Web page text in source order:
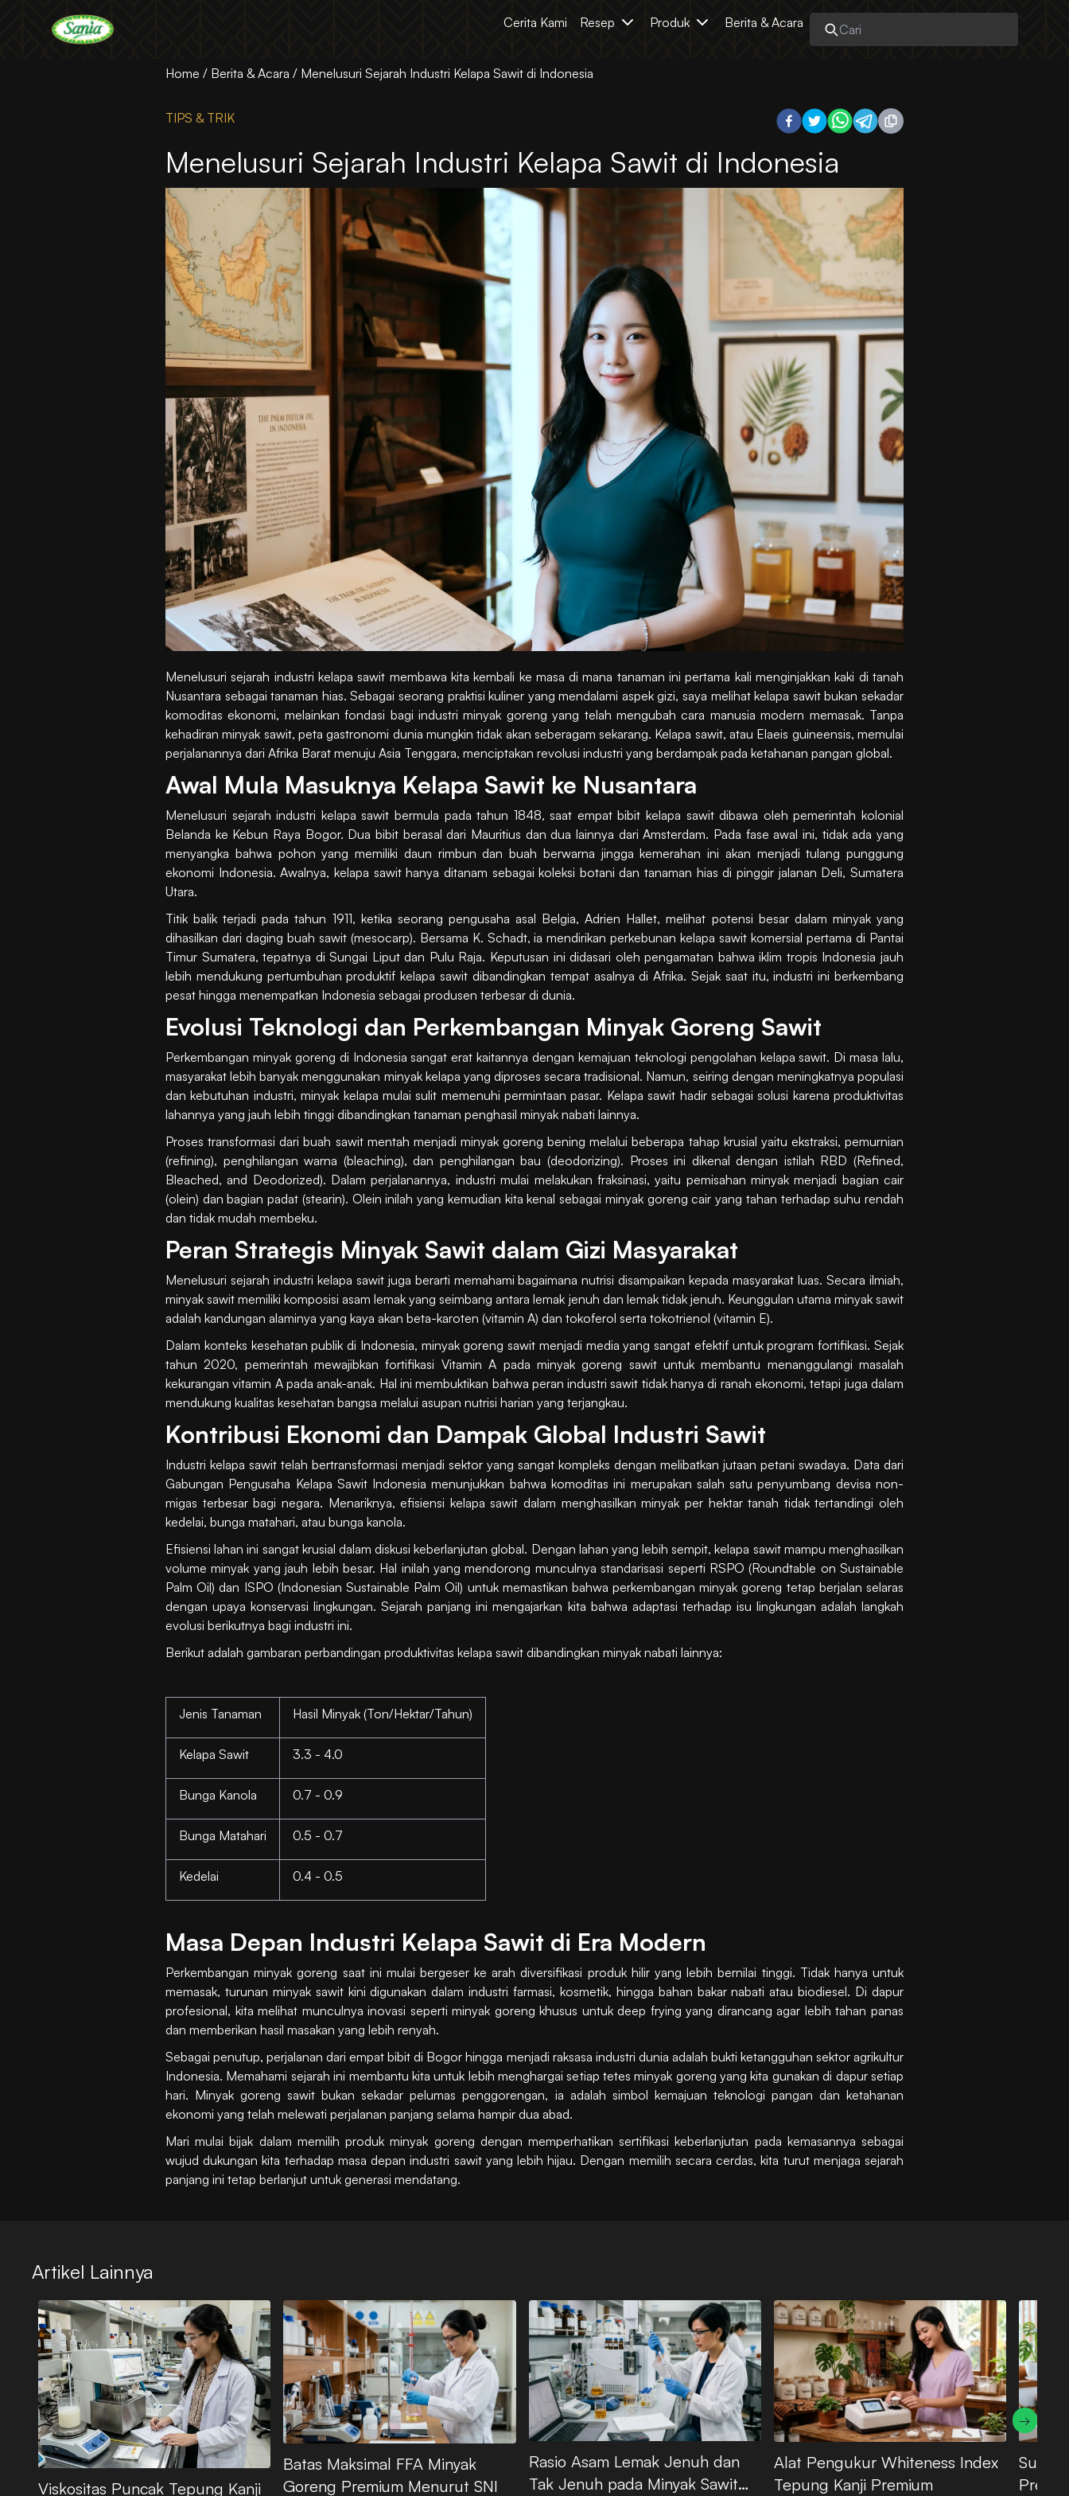
Sania Cerita Kami Resep Produk Berita & Acara
Home / Berita & Acara / Menelusuri Sejarah Industri Kelapa Sawit di Indonesia
TIPS & TRIK
Menelusuri Sejarah Industri Kelapa Sawit di Indonesia
Menelusuri sejarah industri kelapa sawit membawa kita kembali ke masa di mana tanaman ini pertama kali menginjakkan kaki di tanah
Nusantara sebagai tanaman hias. Sebagai seorang praktisi kuliner yang mendalami aspek gizi, saya melihat kelapa sawit bukan sekadar
komoditas ekonomi, melainkan fondasi bagi industri minyak goreng yang telah mengubah cara manusia modern memasak. Tanpa
kehadiran minyak sawit, peta gastronomi dunia mungkin tidak akan seberagam sekarang. Kelapa sawit, atau Elaeis guineensis, memulai
perjalanannya dari Afrika Barat menuju Asia Tenggara, menciptakan revolusi industri yang berdampak pada ketahanan pangan global.
Awal Mula Masuknya Kelapa Sawit ke Nusantara
Menelusuri sejarah industri kelapa sawit bermula pada tahun 1848, saat empat bibit kelapa sawit dibawa oleh pemerintah kolonial
Belanda ke Kebun Raya Bogor. Dua bibit berasal dari Mauritius dan dua lainnya dari Amsterdam. Pada fase awal ini, tidak ada yang
menyangka bahwa pohon yang memiliki daun rimbun dan buah berwarna jingga kemerahan ini akan menjadi tulang punggung
ekonomi Indonesia. Awalnya, kelapa sawit hanya ditanam sebagai koleksi botani dan tanaman hias di pinggir jalanan Deli, Sumatera
Utara.
Titik balik terjadi pada tahun 1911, ketika seorang pengusaha asal Belgia, Adrien Hallet, melihat potensi besar dalam minyak yang
dihasilkan dari daging buah sawit (mesocarp). Bersama K. Schadt, ia mendirikan perkebunan kelapa sawit komersial pertama di Pantai
Timur Sumatera, tepatnya di Sungai Liput dan Pulu Raja. Keputusan ini didasari oleh pengamatan bahwa iklim tropis Indonesia jauh
lebih mendukung pertumbuhan produktif kelapa sawit dibandingkan tempat asalnya di Afrika. Sejak saat itu, industri ini berkembang
pesat hingga menempatkan Indonesia sebagai produsen terbesar di dunia.
Evolusi Teknologi dan Perkembangan Minyak Goreng Sawit
Perkembangan minyak goreng di Indonesia sangat erat kaitannya dengan kemajuan teknologi pengolahan kelapa sawit. Di masa lalu,
masyarakat lebih banyak menggunakan minyak kelapa yang diproses secara tradisional. Namun, seiring dengan meningkatnya populasi
dan kebutuhan industri, minyak kelapa mulai sulit memenuhi permintaan pasar. Kelapa sawit hadir sebagai solusi karena produktivitas
lahannya yang jauh lebih tinggi dibandingkan tanaman penghasil minyak nabati lainnya.
Proses transformasi dari buah sawit mentah menjadi minyak goreng bening melalui beberapa tahap krusial yaitu ekstraksi, pemurnian
(refining), penghilangan warna (bleaching), dan penghilangan bau (deodorizing). Proses ini dikenal dengan istilah RBD (Refined,
Bleached, and Deodorized). Dalam perjalanannya, industri mulai melakukan fraksinasi, yaitu pemisahan minyak menjadi bagian cair
(olein) dan bagian padat (stearin). Olein inilah yang kemudian kita kenal sebagai minyak goreng cair yang tahan terhadap suhu rendah
dan tidak mudah membeku.
Peran Strategis Minyak Sawit dalam Gizi Masyarakat
Menelusuri sejarah industri kelapa sawit juga berarti memahami bagaimana nutrisi disampaikan kepada masyarakat luas. Secara ilmiah,
minyak sawit memiliki komposisi asam lemak yang seimbang antara lemak jenuh dan lemak tidak jenuh. Keunggulan utama minyak sawit
adalah kandungan alaminya yang kaya akan beta-karoten (vitamin A) dan tokoferol serta tokotrienol (vitamin E).
Dalam konteks kesehatan publik di Indonesia, minyak goreng sawit menjadi media yang sangat efektif untuk program fortifikasi. Sejak
tahun 2020, pemerintah mewajibkan fortifikasi Vitamin A pada minyak goreng sawit untuk membantu menanggulangi masalah
kekurangan vitamin A pada anak-anak. Hal ini membuktikan bahwa peran industri sawit tidak hanya di ranah ekonomi, tetapi juga dalam
mendukung kualitas kesehatan bangsa melalui asupan nutrisi harian yang terjangkau.
Kontribusi Ekonomi dan Dampak Global Industri Sawit
Industri kelapa sawit telah bertransformasi menjadi sektor yang sangat kompleks dengan melibatkan jutaan petani swadaya. Data dari
Gabungan Pengusaha Kelapa Sawit Indonesia menunjukkan bahwa komoditas ini merupakan salah satu penyumbang devisa non-
migas terbesar bagi negara. Menariknya, efisiensi kelapa sawit dalam menghasilkan minyak per hektar tanah tidak tertandingi oleh
kedelai, bunga matahari, atau bunga kanola.
Efisiensi lahan ini sangat krusial dalam diskusi keberlanjutan global. Dengan lahan yang lebih sempit, kelapa sawit mampu menghasilkan
volume minyak yang jauh lebih besar. Hal inilah yang mendorong munculnya standarisasi seperti RSPO (Roundtable on Sustainable
Palm Oil) dan ISPO (Indonesian Sustainable Palm Oil) untuk memastikan bahwa perkembangan minyak goreng tetap berjalan selaras
dengan upaya konservasi lingkungan. Sejarah panjang ini mengajarkan kita bahwa adaptasi terhadap isu lingkungan adalah langkah
evolusi berikutnya bagi industri ini.
Berikut adalah gambaran perbandingan produktivitas kelapa sawit dibandingkan minyak nabati lainnya:
Jenis Tanaman Hasil Minyak (Ton/Hektar/Tahun)
Kelapa Sawit 3.3 - 4.0
Bunga Kanola 0.7 - 0.9
Bunga Matahari 0.5 - 0.7
Kedelai 0.4 - 0.5
Masa Depan Industri Kelapa Sawit di Era Modern
Perkembangan minyak goreng saat ini mulai bergeser ke arah diversifikasi produk hilir yang lebih bernilai tinggi. Tidak hanya untuk
memasak, turunan minyak sawit kini digunakan dalam industri farmasi, kosmetik, hingga bahan bakar nabati atau biodiesel. Di dapur
profesional, kita melihat munculnya inovasi seperti minyak goreng khusus untuk deep frying yang dirancang agar lebih tahan panas
dan memberikan hasil masakan yang lebih renyah.
Sebagai penutup, perjalanan dari empat bibit di Bogor hingga menjadi raksasa industri dunia adalah bukti ketangguhan sektor agrikultur
Indonesia. Memahami sejarah ini membantu kita untuk lebih menghargai setiap tetes minyak goreng yang kita gunakan di dapur setiap
hari. Minyak goreng sawit bukan sekadar pelumas penggorengan, ia adalah simbol kemajuan teknologi pangan dan ketahanan
ekonomi yang telah melewati perjalanan panjang selama hampir dua abad.
Mari mulai bijak dalam memilih produk minyak goreng dengan memperhatikan sertifikasi keberlanjutan pada kemasannya sebagai
wujud dukungan kita terhadap masa depan industri sawit yang lebih hijau. Dengan memilih secara cerdas, kita turut menjaga sejarah
panjang ini tetap berlanjut untuk generasi mendatang.
Artikel Lainnya
Viskositas Puncak Tepung Kanji
Batas Maksimal FFA Minyak
Goreng Premium Menurut SNI
Rasio Asam Lemak Jenuh dan
Tak Jenuh pada Minyak Sawit
Alat Pengukur Whiteness Index
Tepung Kanji Premium
Suhu
→